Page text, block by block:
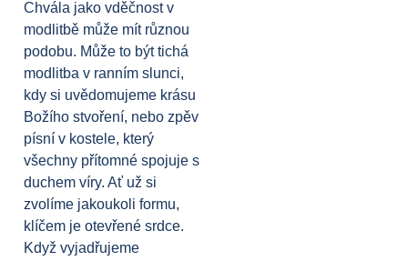
Chvála jako vděčnost v
modlitbě může mít různou
podobu. Může to být tichá
modlitba v ranním slunci,
kdy si uvědomujeme krásu
Božího stvoření, nebo zpěv
písní v kostele, který
všechny přítomné spojuje s
duchem víry. Ať už si
zvolíme jakoukoli formu,
klíčem je otevřené srdce.
Když vyjadřujeme